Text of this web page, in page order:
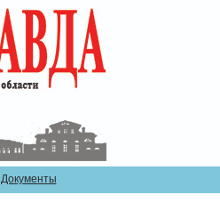
Документы